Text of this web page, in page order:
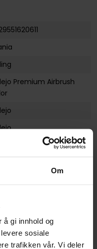
Om
å gi innhold og
sosiale
trafikken vår. Vi deler
Premium Airbrush